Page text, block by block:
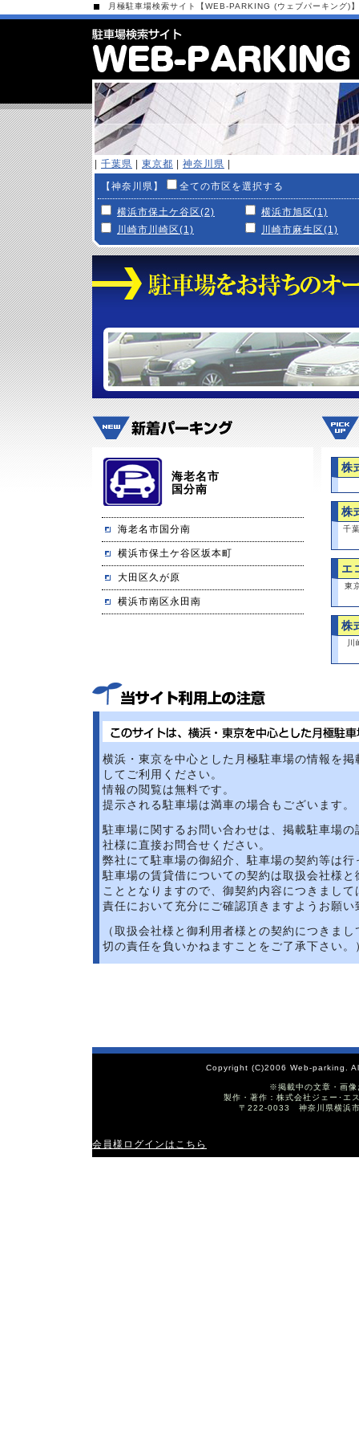
月極駐車場検索サイト【WEB-PARKING (ウェブパーキング
千葉県 東京都 神奈川県
【神奈川県】
全ての市区を選択する
横浜市保土ケ谷区(2)
横浜市旭区(1)
川崎市川崎区(1)
川崎市麻生区(1)
海老名市
国分南
海老名市国分南
横浜市保土ケ谷区坂本町
大田区久が原
横浜市南区永田南
株
株
千
エ
東
株
横浜・東京を中心とした月極駐車場の情報を
してご利用ください。
情報の閲覧は無料です。
提示される駐車場は満車の場合もございます。
駐車場に関するお問い合わせは、掲載駐車場
社様に直接お問合せください。
弊社にて駐車場の御紹介、駐車場の契約等は
駐車場の賃貸借についての契約は取扱会社様
こととなりますので、御契約内容につきまし
責任において充分にご確認頂きますようお願い
（取扱会社様と御利用者様との契約につきま
切の責任を負いかねますことをご了承下さい。
Copyright (C)2006 Web-parking.
※掲載中の文章・画像
製作・著作：株式会社ジェー･
〒222-0033 神奈川県横浜
会員様ログインはこちら